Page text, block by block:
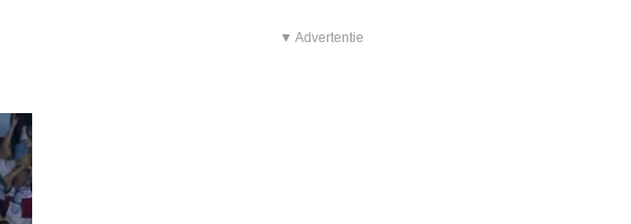
▼ Advertentie